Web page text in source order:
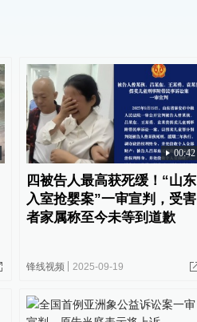
00:42
四被告人最高获死缓！“山东
入室抢婴案”一审宣判，受害
者家属称至今未等到道歉
锋线视频 2025-09-19